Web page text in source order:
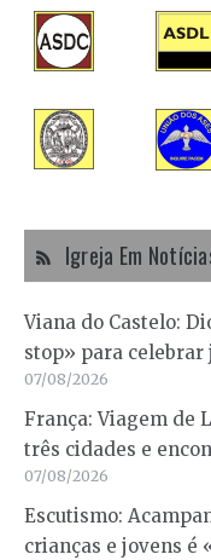
Igreja Em
Viana do Castelo:
stop» para celebrar
07/08/2026
França: Viagem de
três cidades e
07/08/2026
Escutismo:
crianças e jovens é